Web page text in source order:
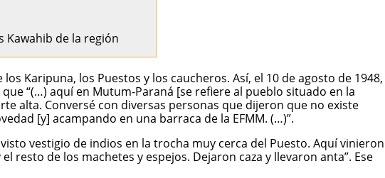
Kawahib de la región
Karipuna, los Puestos y los caucheros. Así, el 10 de agosto de 1948,
“(…) aquí en Mutum-Paraná [se refiere al pueblo situado en la
alta. Conversé con diversas personas que dijeron que no existe
[y] acampando en una barraca de la EFMM. (…)”.
vestigio de indios en la trocha muy cerca del Puesto. Aquí vinieron
de los machetes y espejos. Dejaron caza y llevaron anta”. Ese